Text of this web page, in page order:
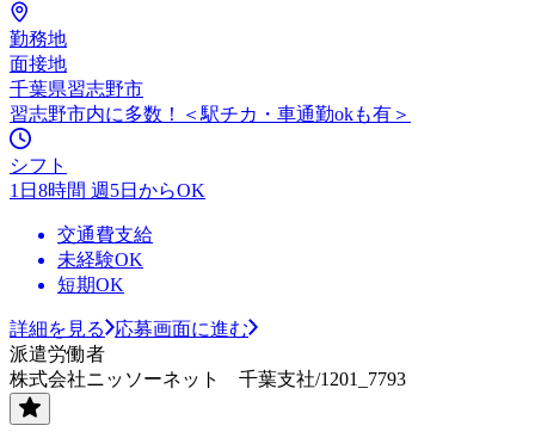
勤務地
面接地
千葉県習志野市
習志野市内に多数！＜駅チカ・車通勤okも有＞
シフト
1日8時間 週5日からOK
交通費支給
未経験OK
短期OK
詳細を見る
応募画面に進む
派遣労働者
株式会社ニッソーネット 千葉支社/1201_7793